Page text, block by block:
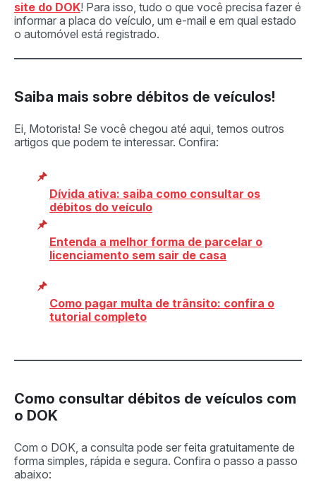
site do DOK! Para isso, tudo o que você precisa fazer é
informar a placa do veículo, um e-mail e em qual estado
o automóvel está registrado.
Saiba mais sobre débitos de veículos!
Ei, Motorista! Se você chegou até aqui, temos outros
artigos que podem te interessar. Confira:
Dívida ativa: saiba como consultar os
débitos do veículo
Entenda a melhor forma de parcelar o
licenciamento sem sair de casa
Como pagar multa de trânsito: confira o
tutorial completo
Como consultar débitos de veículos com
o DOK
Com o DOK, a consulta pode ser feita gratuitamente de
forma simples, rápida e segura. Confira o passo a passo
abaixo: